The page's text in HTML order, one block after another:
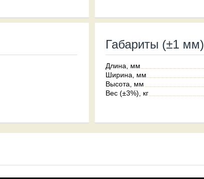
Габариты (±1 мм)
Длина, мм
Ширина, мм
Высота, мм
Вес (±3%), кг